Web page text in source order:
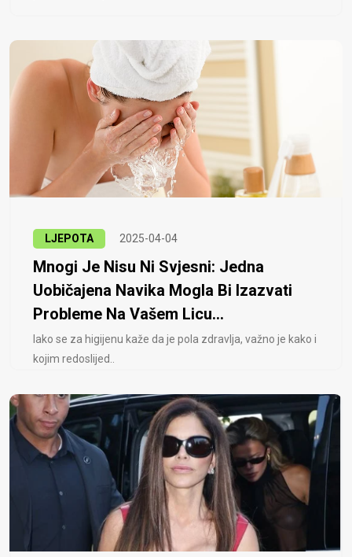
LJEPOTA 2025-04-04
Mnogi Je Nisu Ni Svjesni: Jedna
Uobičajena Navika Mogla Bi Izazvati
Probleme Na Vašem Licu...
Iako se za higijenu kaže da je pola zdravlja, važno je kako i
kojim redoslijed..